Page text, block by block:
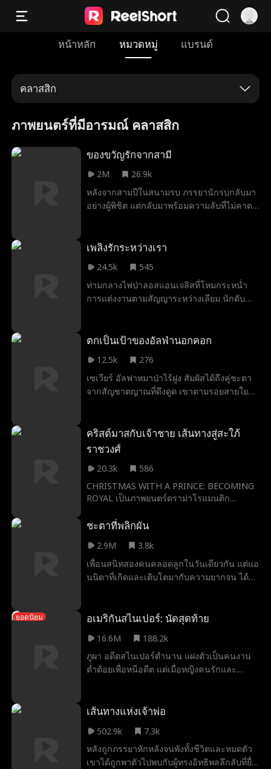
หน้าหลัก หมวดหมู่ แบรนด์
คลาสสิก
ภาพยนตร์ที่มีอารมณ์ คลาสสิก
ของขวัญรักจากสามี
2M
26.9k
หลังจากสามปีในสนามรบ ภรรยานักรบกลับมา
อย่างผู้พิชิต แต่กลับมาพร้อมความลับที่ไม่คาด
มารดา และแต่งงานกับสตรีผู้เลื่องชื่อในด้าน
ใฝ่ฝันที่จะสร้างความยิ่งใหญ่บนสนามรบ ก่อน
จากลา เขามอบหอกในตำนานที่หลอมจาก
เหล็กเย็นอายุพันปีให้เป็นของขวัญแก่เธอ
เพลิงรักระหว่างเรา
24.5k
545
ท่ามกลางไฟป่าลอสแอนเจลิสที่โหมกระหน่ำ
การแต่งงานตามสัญญาระหว่างเลียม นักดับ
ทดสอบเฉียดตาย เมื่อไฟป่าลุกลาม เลียมเริ่มรู้
ความสัมพันธ์ผ่านความเจ็บปวด ทั้งสองใกล้ชิด
กันยิ่งขึ้นท่ามกลางภัยร้าย จนในที่สุดความรักก็
คุโชนขึ้นอีกครั้งจากเถ้าถ่าน
ตกเป็นเป้าของอัลฟ่านอกคอก
12.5k
276
เซเวียร์ อัลฟาหมาป่าไร้ฝูง สัมผัสได้ถึงคู่ชะตา
จากสัญชาตญาณที่ดึงดูด เขาตามรอยสายใย
และมุ่งมั่นจะครอบครอง ทว่าไอลากลับเชื่อว่า
คู่ชะตาของเธอคือคนอื่น การตามตื๊ออย่างไม่
จะระแวง แต่เธอก็ค่อยๆ เข้าใจตัวตนที่แท้จริง
ภายใต้เปลือกนอกของอัลฟาผู้นี้ จนกลายเป็น
ความรักที่เร่าร้อน ทว่าความสัมพันธ์ของพวก
หักหลังในฝูงและภัยคุกคามจากภายนอก ท้าย
อันตราย ทั้งคู่จึงเอาชนะทุกอุปสรรคและครอง
รักกันอย่างยั่งยืน
คริสต์มาสกับเจ้าชาย เส้นทางสู่สะใภ้
ราชวงศ์
20.3k
586
CHRISTMAS WITH A PRINCE: BECOMING
ROYAL เป็นภาพยนตร์ดราม่าโรแมนติก
ไดค์ (Anything for Jackson, A Very Country
Catch, Good Behavior) และ เคทลิน ลีบ
(Total Recall, Locked Up)
ชะตาที่พลิกผัน
2.9M
3.8k
เพื่อนสนิทสองคนคลอดลูกในวันเดียวกัน แต่แอ
นนิตาที่เกิดและเติบโตมากับความยากจน ได้
ลูกสาวของตัวเอง โดยไม่รู้เลยว่า แท้จริงแล้ว
ได้แอบสลับเด็กกลับคืนอย่างเงียบ ๆ จนเวลา
ผ่านไปสิบแปดปี ขณะที่แผนการของแอนนิตา
กำลังจะประสบความสำเร็จ เธอกลับค้นพบ
ๆ ของเธอเอง
ยอดนิยม อเมริกันสไนเปอร์: นัดสุดท้าย
16.6M
188.2k
ภูผา อดีตสไนเปอร์ตำนาน แฝงตัวเป็นคนงาน
ต่ำต้อยเพื่อหนีอดีต แต่เมื่อหญิงคนรักและ
เปิดเผยตัวตนที่ซ่อนเร้นมานาน
เส้นทางแห่งเจ้าพ่อ
502.9k
7.3k
หลังถูกภรรยาหักหลังจนพังทั้งชีวิตและหมดตัว
เขาได้ถูกพาตัวไปพบกับผู้ทรงอิทธิพลลึกลับที่ยื่น